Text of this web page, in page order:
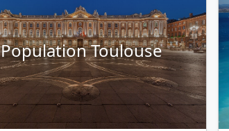
Population Toulouse